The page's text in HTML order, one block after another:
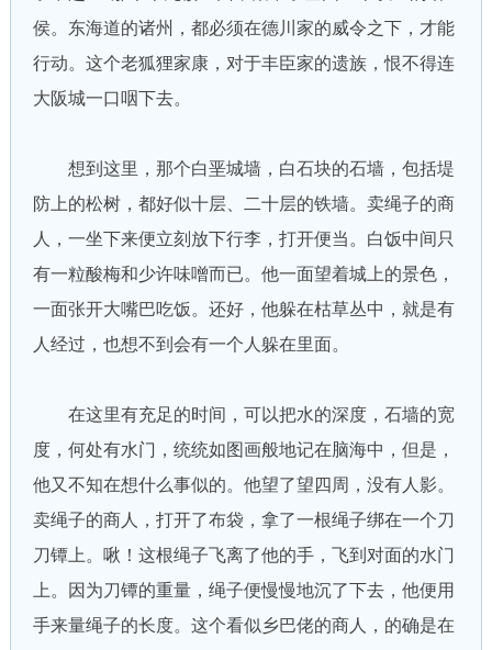
侯。东海道的诸州，都必须在德川家的威令之下，才能
行动。这个老狐狸家康，对于丰臣家的遗族，恨不得连
大阪城一口咽下去。
想到这里，那个白垩城墙，白石块的石墙，包括堤
防上的松树，都好似十层、二十层的铁墙。卖绳子的商
人，一坐下来便立刻放下行李，打开便当。白饭中间只
有一粒酸梅和少许味噌而已。他一面望着城上的景色，
一面张开大嘴巴吃饭。还好，他躲在枯草丛中，就是有
人经过，也想不到会有一个人躲在里面。
在这里有充足的时间，可以把水的深度，石墙的宽
度，何处有水门，统统如图画般地记在脑海中，但是，
他又不知在想什么事似的。他望了望四周，没有人影。
卖绳子的商人，打开了布袋，拿了一根绳子绑在一个刀
刀镡上。啾！这根绳子飞离了他的手，飞到对面的水门
上。因为刀镡的重量，绳子便慢慢地沉了下去，他便用
手来量绳子的长度。这个看似乡巴佬的商人，的确是在